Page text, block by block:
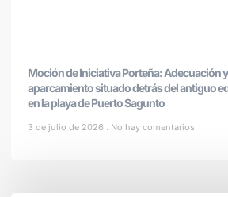
Moción de Iniciativa Porteña: Adecuación
aparcamiento situado detrás del antiguo
en la playa de Puerto Sagunto
3 de julio de 2026 No hay comentarios